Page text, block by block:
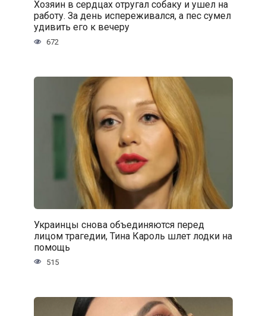
Хозяин в сердцах отругал собаку и ушел на
работу. За день испереживался, а пес сумел
удивить его к вечеру
672
Украинцы снова объединяются перед
лицом трагедии, Тина Кароль шлет лодки на
помощь
515